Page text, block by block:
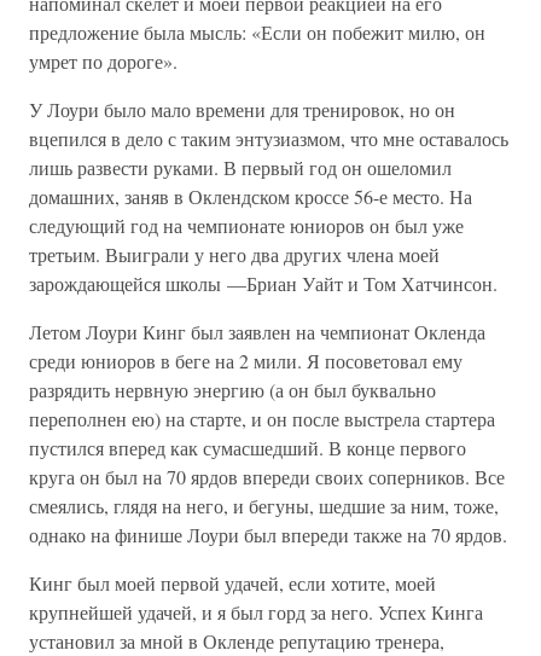
предложение была мысль: «Если он побежит милю, он
умрет по дороге».
У Лоури было мало времени для тренировок, но он
вцепился в дело с таким энтузиазмом, что мне оставалось
лишь развести руками. В первый год он ошеломил
домашних, заняв в Оклендском кроссе 56-е место. На
следующий год на чемпионате юниоров он был уже
третьим. Выиграли у него два других члена моей
зарождающейся школы —Бриан Уайт и Том Хатчинсон.
Летом Лоури Кинг был заявлен на чемпионат Окленда
среди юниоров в беге на 2 мили. Я посоветовал ему
разрядить нервную энергию (а он был буквально
переполнен ею) на старте, и он после выстрела стартера
пустился вперед как сумасшедший. В конце первого
круга он был на 70 ярдов впереди своих соперников. Все
смеялись, глядя на него, и бегуны, шедшие за ним, тоже,
однако на финише Лоури был впереди также на 70 ярдов.
Кинг был моей первой удачей, если хотите, моей
крупнейшей удачей, и я был горд за него. Успех Кинга
установил за мной в Окленде репутацию тренера,